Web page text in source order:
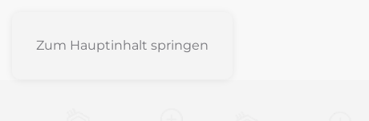
Zum Hauptinhalt springen